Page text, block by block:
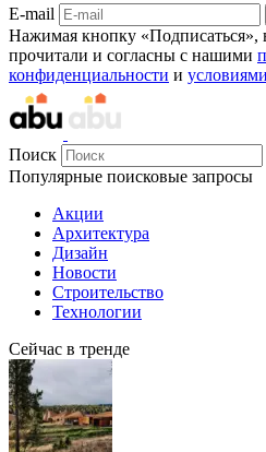
E-mail
Нажимая кнопку «Подписаться»,
прочитали и согласны с нашими
конфиденциальности и
Поиск
Популярные поисковые запросы
Акции
Архитектура
Дизайн
Новости
Строительство
Технологии
Сейчас в тренде